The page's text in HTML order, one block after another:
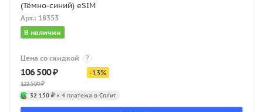
(Тёмно-синий) eSIM
Арт.: 18353
В наличии
Цена со скидкой ?
106 500₽
122 500₽
-13%
32 150 ₽ × 4 платежа в Сплит